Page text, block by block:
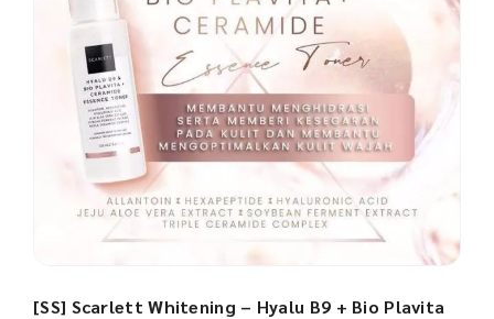
[SS] Scarlett Whitening – Hyalu B9 + Bio Plavita